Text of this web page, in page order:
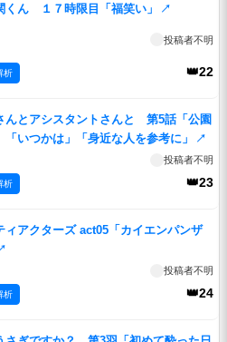
くん １７時限目「福笑い」 ↗
投稿者不明
👑22
析
んとアシスタントさんと 第5話「公園
「いつかは」「身近な人を参考に」
↗
投稿者不明
👑23
析
ィアクターズ act05「カイエンパンザ
投稿者不明
👑24
析